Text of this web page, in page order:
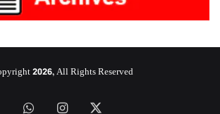
2026, All Rights Reserved
انستقرام